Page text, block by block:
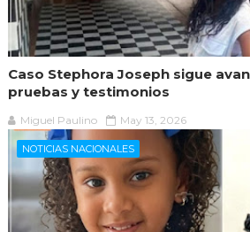
Caso Stephora Joseph sigue
pruebas y testimonios
Miguel Paulino May 13, 2026
NOTICIAS NACIONALES